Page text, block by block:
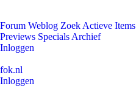
Forum Weblog Zoek Actieve Items
Previews Specials Archief
Inloggen
fok.nl
Inloggen